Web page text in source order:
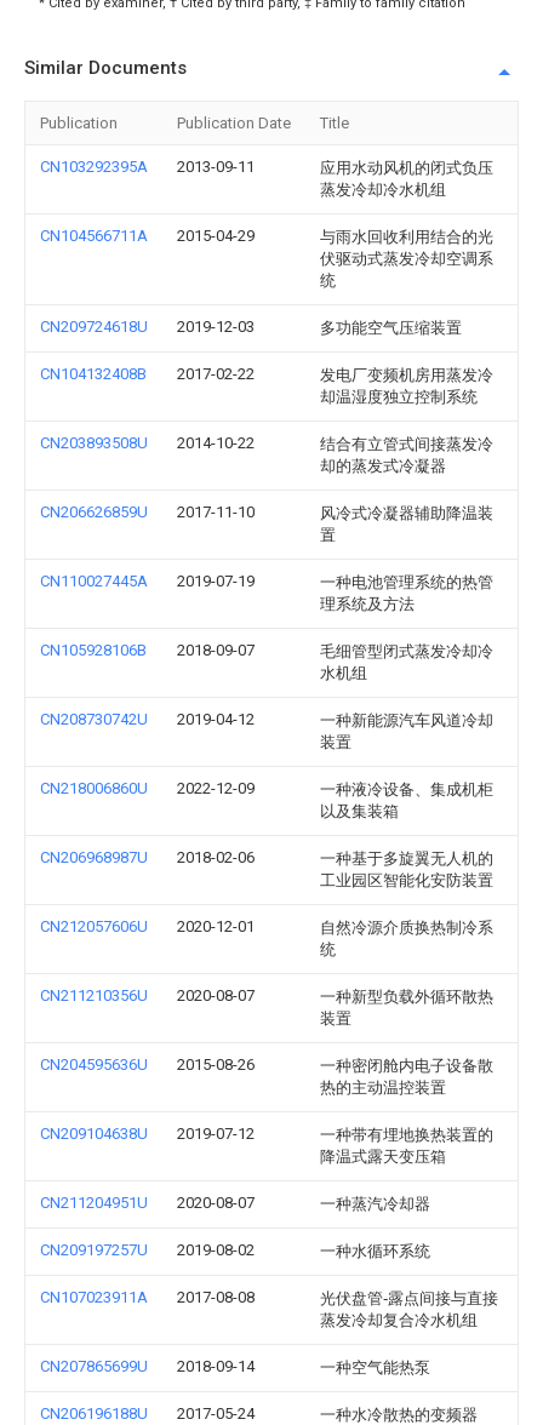
Similar Documents
Publication Publication Date Title
CN103292395A 2013-09-11
应用水动风机的闭式负压
蒸发冷却冷水机组
CN104566711A 2015-04-29
与雨水回收利用结合的光
伏驱动式蒸发冷却空调系
统
CN209724618U 2019-12-03 多功能空气压缩装置
CN104132408B 2017-02-22
发电厂变频机房用蒸发冷
却温湿度独立控制系统
CN203893508U 2014-10-22
结合有立管式间接蒸发冷
却的蒸发式冷凝器
CN206626859U 2017-11-10
风冷式冷凝器辅助降温装
置
CN110027445A 2019-07-19
一种电池管理系统的热管
理系统及方法
CN105928106B 2018-09-07
毛细管型闭式蒸发冷却冷
水机组
CN208730742U 2019-04-12
一种新能源汽车风道冷却
装置
CN218006860U 2022-12-09
一种液冷设备、集成机柜
以及集装箱
CN206968987U 2018-02-06
一种基于多旋翼无人机的
工业园区智能化安防装置
CN212057606U 2020-12-01
自然冷源介质换热制冷系
统
CN211210356U 2020-08-07
一种新型负载外循环散热
装置
CN204595636U 2015-08-26
一种密闭舱内电子设备散
热的主动温控装置
CN209104638U 2019-07-12
一种带有埋地换热装置的
降温式露天变压箱
CN211204951U 2020-08-07 一种蒸汽冷却器
CN209197257U 2019-08-02 一种水循环系统
CN107023911A 2017-08-08
光伏盘管‑露点间接与直接
蒸发冷却复合冷水机组
CN207865699U 2018-09-14 一种空气能热泵
CN206196188U 2017-05-24 一种水冷散热的变频器